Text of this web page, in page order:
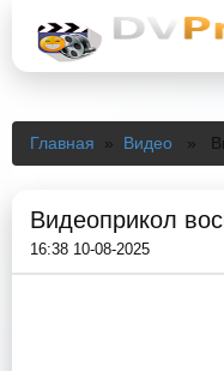
Главная » Видео »
Видеоприкол
16:38 10-08-2025